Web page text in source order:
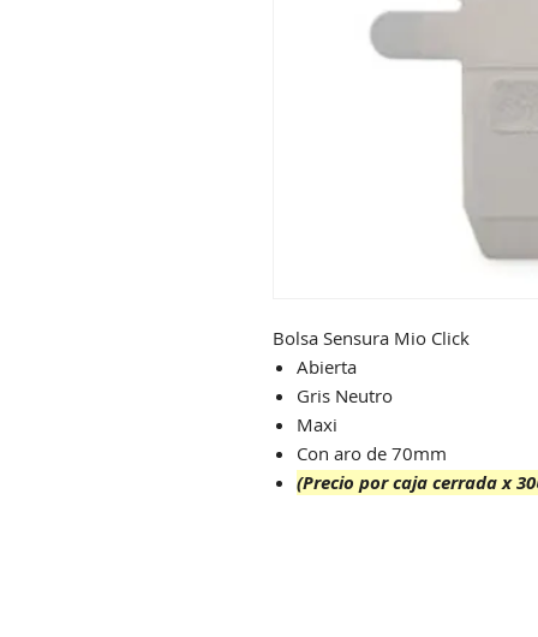
Bolsa Sensura Mio Click
Abierta
Gris Neutro
Maxi
Con aro de 70mm
(Precio por caja cerrada x